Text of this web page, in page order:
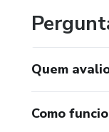
Quem
Como